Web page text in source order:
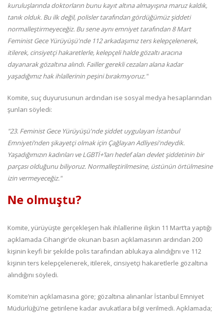
kuruluşlarında doktorların bunu kayıt altına almayışına maruz kaldık,
tanık olduk. Bu ilk değil, polisler tarafından gördüğümüz şiddeti
normalleştirmeyeceğiz. Bu sene aynı emniyet tarafından 8 Mart
Feminist Gece Yürüyüşü'nde 112 arkadaşımız ters kelepçelenerek,
itilerek, cinsiyetçi hakaretlerle, kelepçeli halde gözaltı aracına
dayanarak gözaltına alındı. Failler gerekli cezaları alana kadar
yaşadığımız hak ihlallerinin peşini bırakmıyoruz."
Komite, suç duyurusunun ardından ise sosyal medya hesaplarından
şunları söyledi:
"23. Feminist Gece Yürüyüşü'nde şiddet uygulayan İstanbul
Emniyeti’nden şikayetçi olmak için Çağlayan Adliyesi'ndeydik.
Yaşadığımızın kadınları ve LGBTİ+’ları hedef alan devlet şiddetinin bir
parçası olduğunu biliyoruz. Normalleştirilmesine, üstünün örtülmesine
izin vermeyeceğiz."
Ne olmuştu?
Komite, yürüyüşte gerçekleşen hak ihlallerine ilişkin 11 Mart’ta yaptığı
açıklamada Cihangir’de okunan basın açıklamasının ardından 200
kişinin keyfi bir şekilde polis tarafından ablukaya alındığını ve 112
kişinin ters kelepçelenerek, itilerek, cinsiyetçi hakaretlerle gözaltına
alındığını söyledi.
Komite’nin açıklamasına göre; gözaltına alınanlar İstanbul Emniyet
Müdürlüğü’ne getirilene kadar avukatlara bilgi verilmedi. Açıklamada;